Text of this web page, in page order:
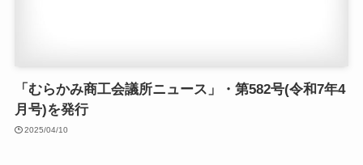
「むらかみ商工会議所ニュース」・第582号(令和7年4
月号)を発行
2025/04/10